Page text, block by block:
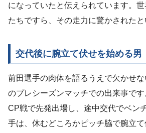
になっていたと伝えられています。
たちですら、その走力に驚かされたと
交代後に腕立て伏せを始める男
前田選手の肉体を語るうえで欠かせ
のプレシーズンマッチでの出来事で
CP戦で先発出場し、途中交代でベン
手は、休むどころかピッチ脇で腕立